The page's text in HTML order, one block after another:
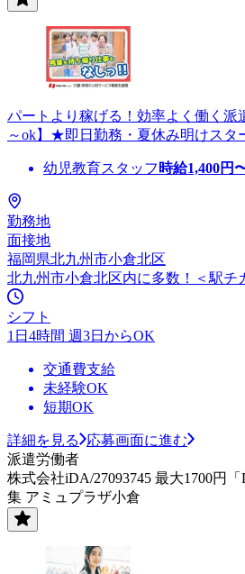
パートより稼げる！効率よく働く派
～ok】★即日勤務・夏休み明けスタ
幼児教育スタッフ 時給1,400円
勤務地
面接地
福岡県北九州市小倉北区
北九州市小倉北区内に多数！＜駅チ
シフト
1日4時間 週3日からOK
交通費支給
未経験OK
短期OK
詳細を見る
応募画面に進む
派遣労働者
株式会社iDA/27093745 最大1700円
集 アミュプラザ小倉